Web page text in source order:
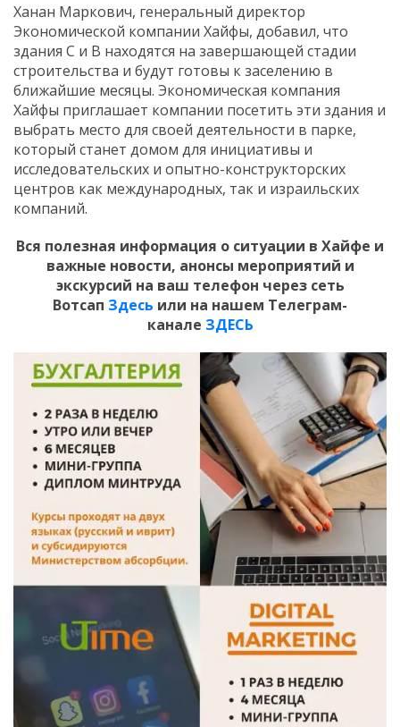
Ханан Маркович, генеральный директор
Экономической компании Хайфы, добавил, что
здания C и B находятся на завершающей стадии
строительства и будут готовы кзаселению в
ближайшие месяцы. Экономическая компания
Хайфы приглашает компании посетить эти здания и
выбрать место для своей деятельности в парке,
который станет домом для инициативы и
исследовательских и опытно-конструкторских
центров как международных, так и израильских
компаний.
Вся полезная информация о ситуации в Хайфе и
важные новости, анонсы мероприятий и
экскурсий на ваш телефон через сеть
Вотсап Здесь или на нашем Телеграм-
канале ЗДЕСЬ